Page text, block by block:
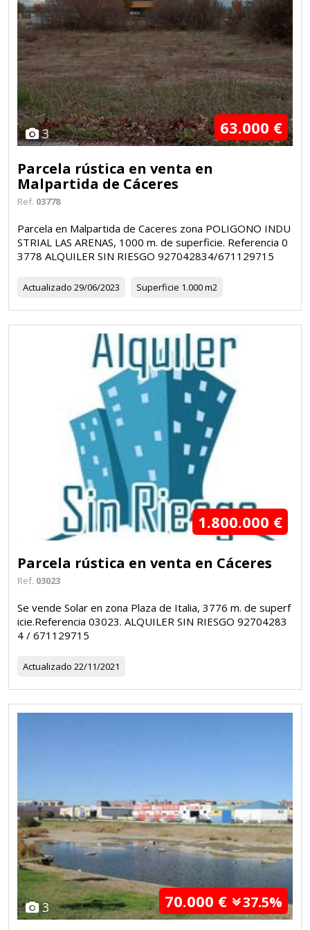
3 63.000 €
Parcela rústica en venta en
Malpartida de Cáceres
Ref. 03778
Parcela en Malpartida de Caceres zona POLIGONO INDU
STRIAL LAS ARENAS, 1000 m. de superficie. Referencia 0
3778 ALQUILER SIN RIESGO 927042834/671129715
Actualizado 29/06/2023 Superficie 1.000 m2
1.800.000 €
Parcela rústica en venta en Cáceres
Ref. 03023
Se vende Solar en zona Plaza de Italia, 3776 m. de superf
icie.Referencia 03023. ALQUILER SIN RIESGO 92704283
4 / 671129715
Actualizado 22/11/2021
3 70.000 € 37.5%